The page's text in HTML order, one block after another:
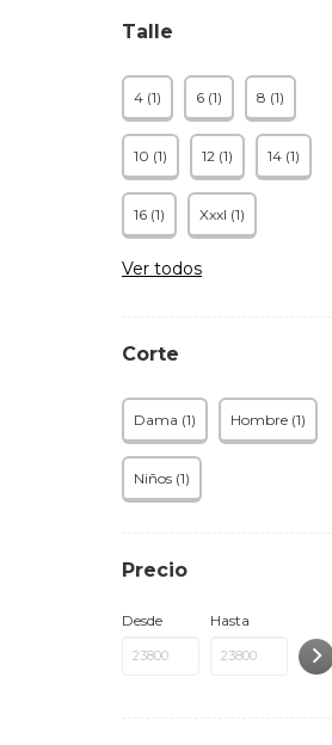
Talle
4 (1) 6 (1) 8 (1)
10 (1) 12 (1) 14 (1)
16 (1) Xxxl (1)
Ver todos
Corte
Dama (1) Hombre (1)
Niños (1)
Precio
Desde Hasta